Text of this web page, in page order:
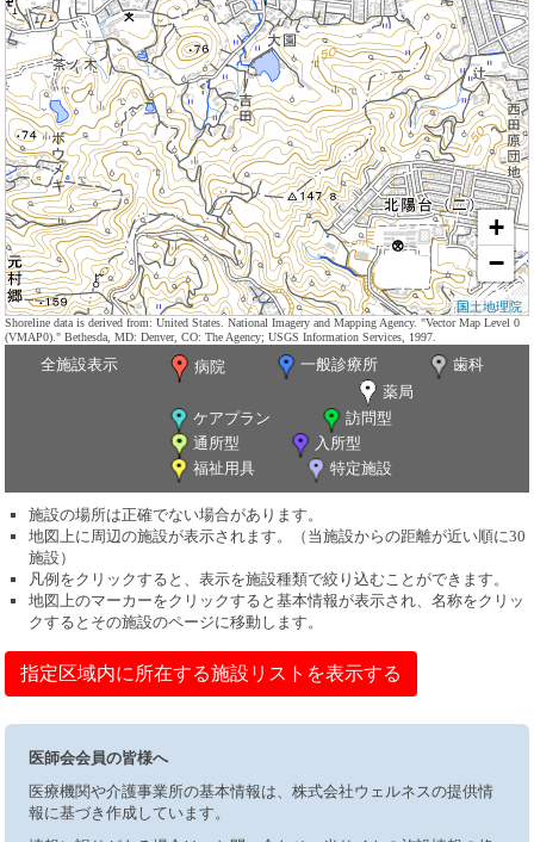
+
−
国土地理院
Shoreline data is derived from: United States. National Imagery and Mapping Agency. "Vector Map Level 0
(VMAP0)." Bethesda, MD: Denver, CO: The Agency; USGS Information Services, 1997.
全施設表示 病院 一般診療所
歯科
薬局
ケアプラン
訪問型
通所型
入所型
福祉用具
特定施設
施設の場所は正確でない場合があります。
地図上に周辺の施設が表示されます。（当施設からの距離が近い順に30
施設）
凡例をクリックすると、表示を施設種類で絞り込むことができます。
地図上のマーカーをクリックすると基本情報が表示され、名称をクリッ
クするとその施設のページに移動します。
指定区域内に所在する施設リストを表示する
医師会会員の皆様へ
医療機関や介護事業所の基本情報は、株式会社ウェルネスの提供情
報に基づき作成しています。